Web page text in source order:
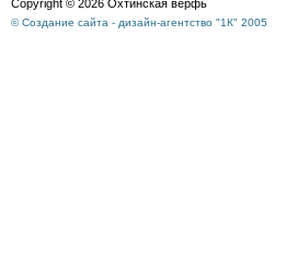
Copyright © 2026 Охтинская верфь
© Создание сайта - дизайн-агентство "1К" 2005